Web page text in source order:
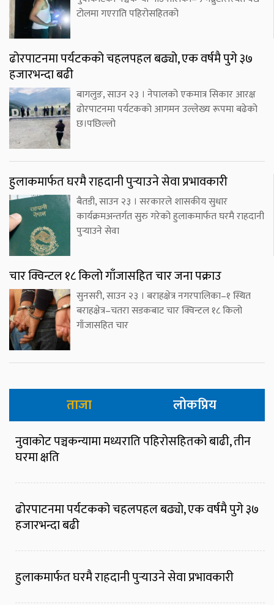
टोलमा गएराति पहिरोसहितको
ढोरपाटनमा पर्यटकको चहलपहल बढ्यो, एक वर्षमै पुगे ३७
हजारभन्दा बढी
बागलुङ, साउन २३ । नेपालको एकमात्र सिकार आरक्ष
ढोरपाटनमा पर्यटकको आगमन उल्लेख्य रूपमा बढेको
छ।पछिल्लो
हुलाकमार्फत घरमै राहदानी पुर्‍याउने सेवा प्रभावकारी
बैतडी, साउन २३ । सरकारले शासकीय सुधार
कार्यक्रमअन्तर्गत सुरु गरेको हुलाकमार्फत घरमै राहदानी
पुर्‍याउने सेवा
चार क्विन्टल १८ किलो गाँजासहित चार जना पक्राउ
सुनसरी, साउन २३ । बराहक्षेत्र नगरपालिका–१ स्थित
बराहक्षेत्र–चतरा सडकबाट चार क्विन्टल १८ किलो
गाँजासहित चार
ताजा लोकप्रिय
नुवाकोट पञ्चकन्यामा मध्यराति पहिरोसहितको बाढी, तीन
घरमा क्षति
ढोरपाटनमा पर्यटकको चहलपहल बढ्यो, एक वर्षमै पुगे ३७
हजारभन्दा बढी
हुलाकमार्फत घरमै राहदानी पुर्‍याउने सेवा प्रभावकारी